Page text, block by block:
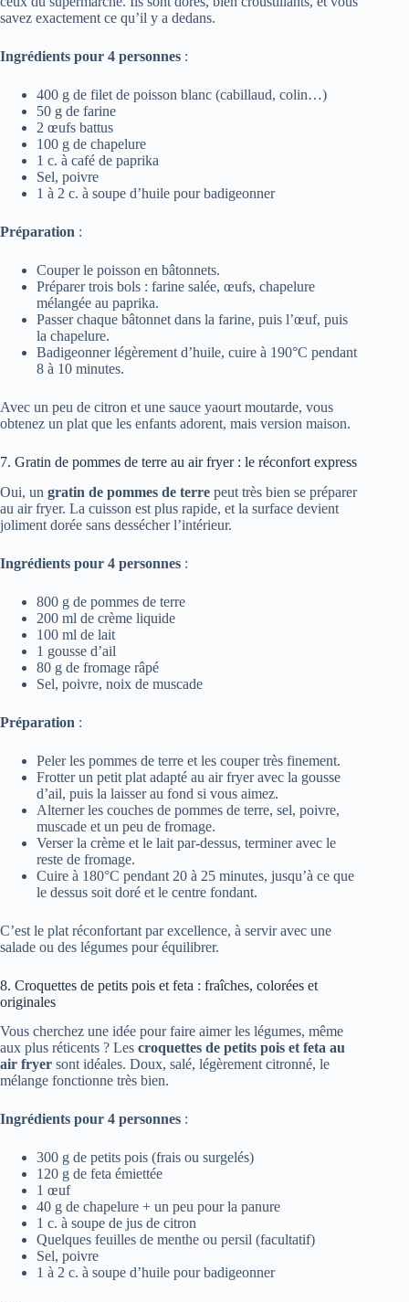
savez exactement ce qu’il y a dedans.
Ingrédients pour 4 personnes :
400 g de filet de poisson blanc (cabillaud, colin…)
50 g de farine
2 œufs battus
100 g de chapelure
1 c. à café de paprika
Sel, poivre
1 à 2 c. à soupe d’huile pour badigeonner
Préparation :
Couper le poisson en bâtonnets.
Préparer trois bols : farine salée, œufs, chapelure
mélangée au paprika.
Passer chaque bâtonnet dans la farine, puis l’œuf, puis
la chapelure.
Badigeonner légèrement d’huile, cuire à 190°C pendant
8 à 10 minutes.
Avec un peu de citron et une sauce yaourt moutarde, vous
obtenez un plat que les enfants adorent, mais version maison.
7. Gratin de pommes de terre au air fryer : le réconfort express
Oui, un gratin de pommes de terre peut très bien se préparer
au air fryer. La cuisson est plus rapide, et la surface devient
joliment dorée sans dessécher l’intérieur.
Ingrédients pour 4 personnes :
800 g de pommes de terre
200 ml de crème liquide
100 ml de lait
1 gousse d’ail
80 g de fromage râpé
Sel, poivre, noix de muscade
Préparation :
Peler les pommes de terre et les couper très finement.
Frotter un petit plat adapté au air fryer avec la gousse
d’ail, puis la laisser au fond si vous aimez.
Alterner les couches de pommes de terre, sel, poivre,
muscade et un peu de fromage.
Verser la crème et le lait par-dessus, terminer avec le
reste de fromage.
Cuire à 180°C pendant 20 à 25 minutes, jusqu’à ce que
le dessus soit doré et le centre fondant.
C’est le plat réconfortant par excellence, à servir avec une
salade ou des légumes pour équilibrer.
8. Croquettes de petits pois et feta : fraîches, colorées et
originales
Vous cherchez une idée pour faire aimer les légumes, même
aux plus réticents ? Les croquettes de petits pois et feta au
air fryer sont idéales. Doux, salé, légèrement citronné, le
mélange fonctionne très bien.
Ingrédients pour 4 personnes :
300 g de petits pois (frais ou surgelés)
120 g de feta émiettée
1 œuf
40 g de chapelure + un peu pour la panure
1 c. à soupe de jus de citron
Quelques feuilles de menthe ou persil (facultatif)
Sel, poivre
1 à 2 c. à soupe d’huile pour badigeonner